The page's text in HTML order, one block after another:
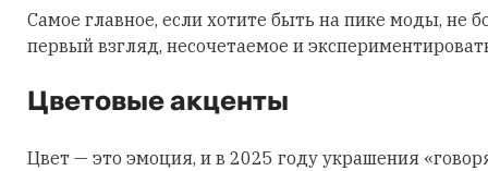
Самое главное, если хотите быть на пике моды, не
первый взгляд, несочетаемое и
Цветовые акценты
Цвет — это эмоция, и в 2025 году украшения